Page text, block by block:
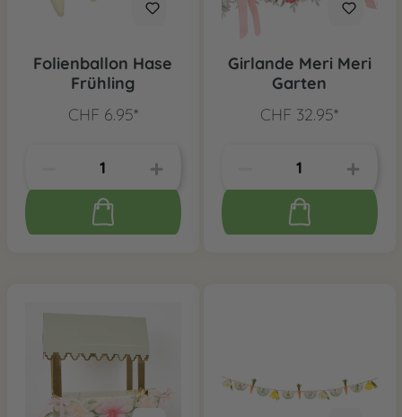
Folienballon Hase
Frühling
CHF 6.95*
Girlande Meri Meri
Garten
CHF 32.95*